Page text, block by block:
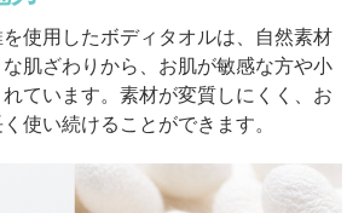
使用したボディタオルは、自然素材
肌ざわりから、お肌が敏感な方や小
ています。素材が変質しにくく、お
使い続けることができます。